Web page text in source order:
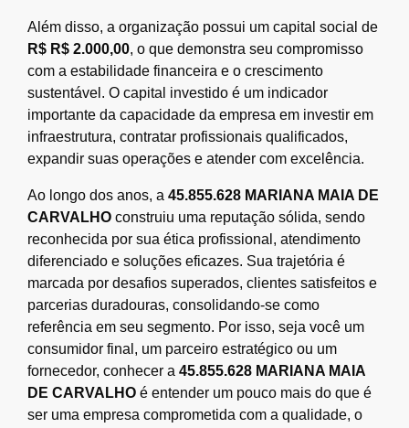
Além disso, a organização possui um capital social de
R$ R$ 2.000,00, o que demonstra seu compromisso
com a estabilidade financeira e o crescimento
sustentável. O capital investido é um indicador
importante da capacidade da empresa em investir em
infraestrutura, contratar profissionais qualificados,
expandir suas operações e atender com excelência.
Ao longo dos anos, a 45.855.628 MARIANA MAIA DE
CARVALHO construiu uma reputação sólida, sendo
reconhecida por sua ética profissional, atendimento
diferenciado e soluções eficazes. Sua trajetória é
marcada por desafios superados, clientes satisfeitos e
parcerias duradouras, consolidando-se como
referência em seu segmento. Por isso, seja você um
consumidor final, um parceiro estratégico ou um
fornecedor, conhecer a 45.855.628 MARIANA MAIA
DE CARVALHO é entender um pouco mais do que é
ser uma empresa comprometida com a qualidade, o